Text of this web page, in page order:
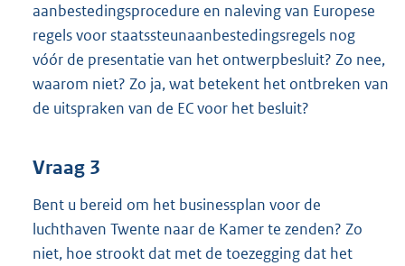
aanbestedingsprocedure en naleving van Europese
regels voor staatssteunaanbestedingsregels nog
vóór de presentatie van het ontwerpbesluit? Zo nee,
waarom niet? Zo ja, wat betekent het ontbreken van
de uitspraken van de EC voor het besluit?
Vraag 3
Bent u bereid om het businessplan voor de
luchthaven Twente naar de Kamer te zenden? Zo
niet, hoe strookt dat met de toezegging dat het